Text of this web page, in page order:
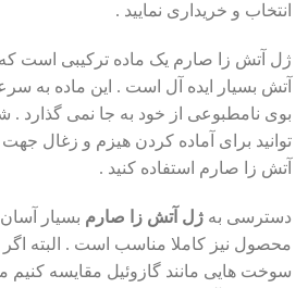
انتخاب و خریداری نمایید .
ژل آتش زا صارم یک ماده ترکیبی است
آتش بسیار ایده آل است . این ماده به
بوی نامطبوعی از خود به جا نمی گذارد .
توانید برای آماده کردن هیزم و زغال جهت
آتش زا صارم استفاده کنید .
دسترسی به ژل آتش زا صارم بسیار
محصول نیز کاملا مناسب است . البته
سوخت هایی مانند گازوئیل مقایسه کنیم